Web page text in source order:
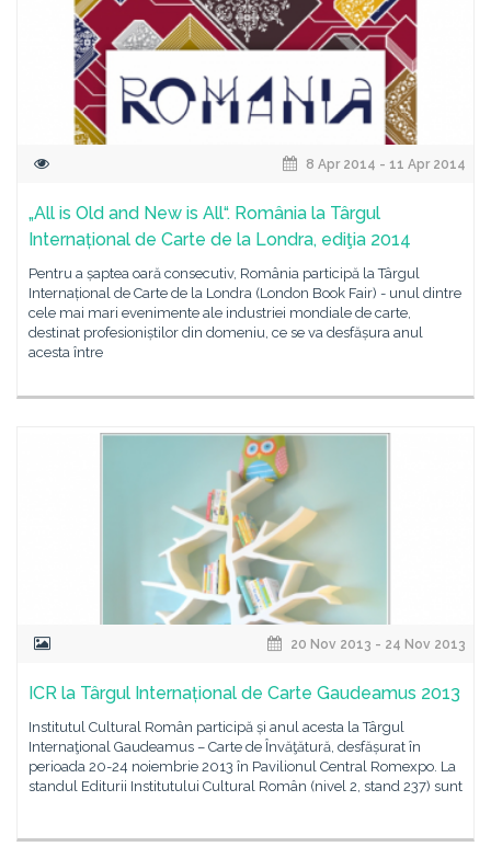
8 Apr 2014 - 11 Apr 2014
„All is Old and New is All“. România la Târgul
Internațional de Carte de la Londra, ediţia 2014
Pentru a șaptea oară consecutiv, România participă la Târgul
Internațional de Carte de la Londra (London Book Fair) - unul dintre
cele mai mari evenimente ale industriei mondiale de carte,
destinat profesioniștilor din domeniu, ce se va desfășura anul
acesta între
20 Nov 2013 - 24 Nov 2013
ICR la Târgul Internațional de Carte Gaudeamus 2013
Institutul Cultural Român participă și anul acesta la Târgul
Internaţional Gaudeamus – Carte de Învăţătură, desfășurat în
perioada 20-24 noiembrie 2013 în Pavilionul Central Romexpo. La
standul Editurii Institutului Cultural Român (nivel 2, stand 237) sunt